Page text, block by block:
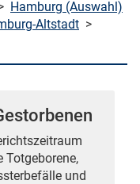
Hamburg (Auswahl)
Altstadt >
Totgeborene,
und